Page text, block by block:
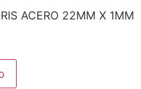
ACERO 22MM X 1MM